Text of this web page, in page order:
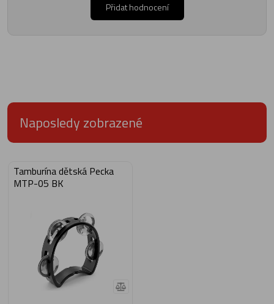
Přidat hodnocení
Naposledy zobrazené
Tamburína dětská Pecka
MTP-05 BK